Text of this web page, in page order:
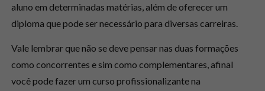
aluno em determinadas matérias, além de oferecer um
diploma que pode ser necessário para diversas carreiras.
Vale lembrar que não se deve pensar nas duas formações
como concorrentes e sim como complementares, afinal
você pode fazer um curso profissionalizante na